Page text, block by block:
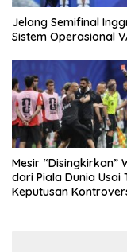
Jelang Semifinal
Sistem Operasional
Mesir “Disingkirkan”
dari Piala Dunia Usai
Keputusan